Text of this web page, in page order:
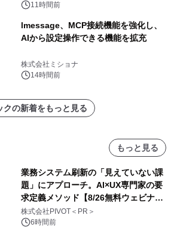
11時間前
lmessage、MCP接続機能を強化し、
AIから設定操作できる機能を拡充
株式会社ミショナ
14時間前
クの新着をもっと見る
もっと見る
業務システム刷新の「見えていない課
題」にアプローチ。AI×UX専門家の要
求定義メソッド【8/26無料ウェビナ
ー】株式会社PIVOT
株式会社PIVOT＜PR＞
6時間前